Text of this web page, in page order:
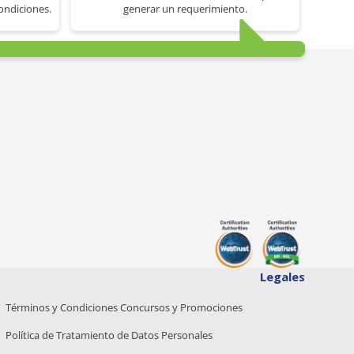
generar un requerimiento.
Legales
Términos y Condiciones Concursos y Promociones
Política de Tratamiento de Datos Personales